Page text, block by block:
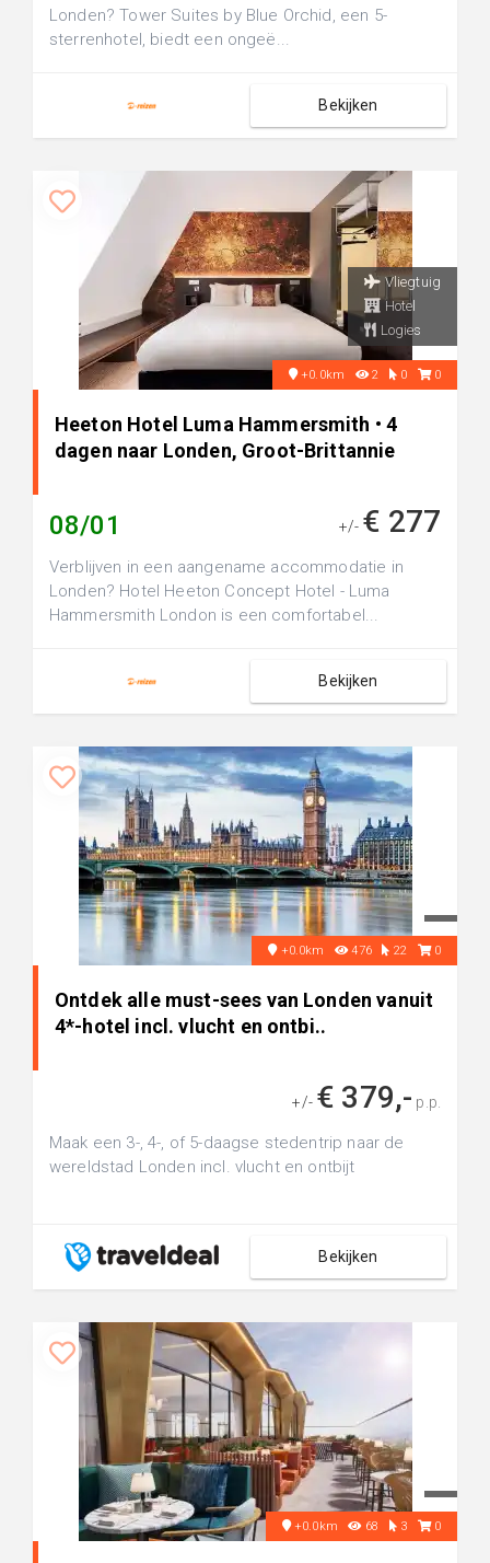
Londen? Tower Suites by Blue Orchid, een 5-
sterrenhotel, biedt een ongeë...
Bekijken
Vliegtuig
Hotel
Logies
+0.0km 2 0 0
Heeton Hotel Luma Hammersmith • 4
dagen naar Londen, Groot-Brittannie
08/01 +/- € 277
Verblijven in een aangename accommodatie in
Londen? Hotel Heeton Concept Hotel - Luma
Hammersmith London is een comfortabel...
Bekijken
+0.0km 476 22 0
Ontdek alle must-sees van Londen vanuit
4*-hotel incl. vlucht en ontbi..
+/- € 379,- p.p.
Maak een 3-, 4-, of 5-daagse stedentrip naar de
wereldstad Londen incl. vlucht en ontbijt
Bekijken
+0.0km 68 3 0